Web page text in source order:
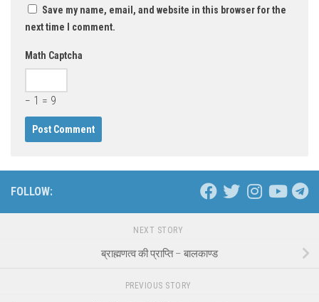
Save my name, email, and website in this browser for the
next time I comment.
Math Captcha
− 1 = 9
FOLLOW:
NEXT STORY
ब्राह्मणत्व की प्राप्ति – बालकाण्ड
PREVIOUS STORY